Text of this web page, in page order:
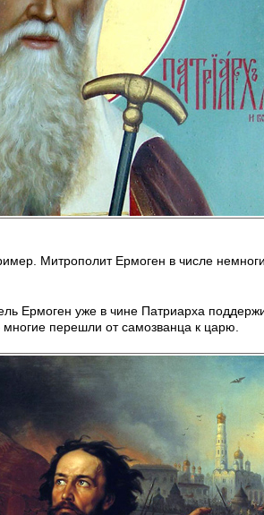
Митрополит Ермоген в числе
Ермоген уже в чине Патриарха
перешли от самозванца к царю.